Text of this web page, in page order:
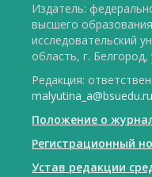
Издатель:
высшего
исследовательский
область, г.
Редакция:
malyutina_a@bsuedu.ru
Положение о
Регистрационный
Устав редакции